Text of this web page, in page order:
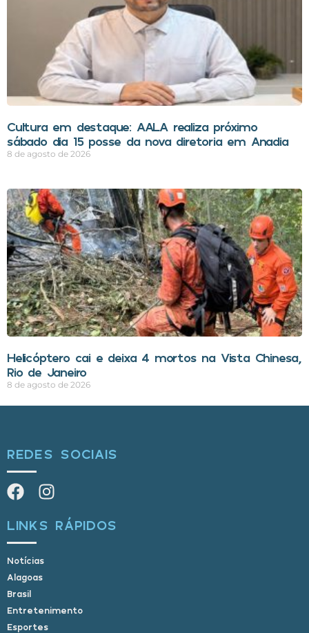
Cultura em destaque: AALA realiza próximo
sábado dia 15 posse da nova diretoria em Anadia
8 de agosto de 2026
Helicóptero cai e deixa 4 mortos na Vista Chinesa,
Rio de Janeiro
8 de agosto de 2026
REDES SOCIAIS
LINKS RÁPIDOS
Notícias
Alagoas
Brasil
Entretenimento
Esportes